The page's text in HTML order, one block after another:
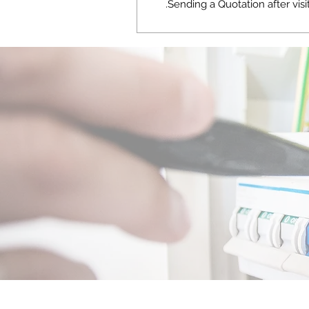
Sending a Quotation after